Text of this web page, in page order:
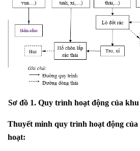
Sơ đồ 1. Quy trình hoạt động của
Thuyết minh quy trình hoạt động
hoạt: